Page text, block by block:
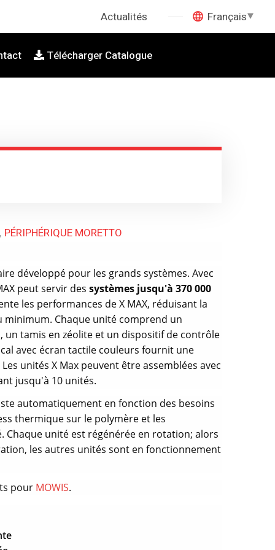
Actualités Français
Télécharger Catalogue
PÉRIPHÉRIQUE MORETTO
développé pour les grands systèmes. Avec
peut servir des systèmes jusqu'à 370 000
les performances de X MAX, réduisant la
Chaque unité comprend un
tamis en zéolite et un dispositif de contrôle
avec écran tactile couleurs fournit une
unités X Max peuvent être assemblées avec
jusqu'à 10 unités.
automatiquement en fonction des besoins
thermique sur le polymère et les
Chaque unité est régénérée en rotation; alors
les autres unités sont en fonctionnement
pour MOWIS.